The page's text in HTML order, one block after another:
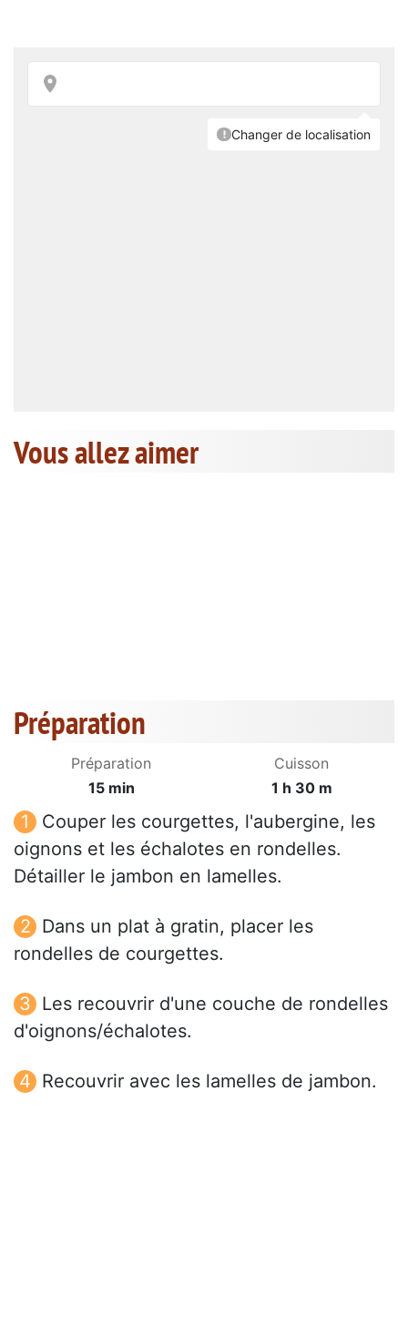
Vous allez aimer
Préparation
Préparation
15 min
Cuisson
1 h 30 m
Couper les courgettes, l'aubergine, les
oignons et les échalotes en rondelles.
Détailler le jambon en lamelles.
Dans un plat à gratin, placer les
rondelles de courgettes.
Les recouvrir d'une couche de rondelles
d'oignons/échalotes.
Recouvrir avec les lamelles de jambon.